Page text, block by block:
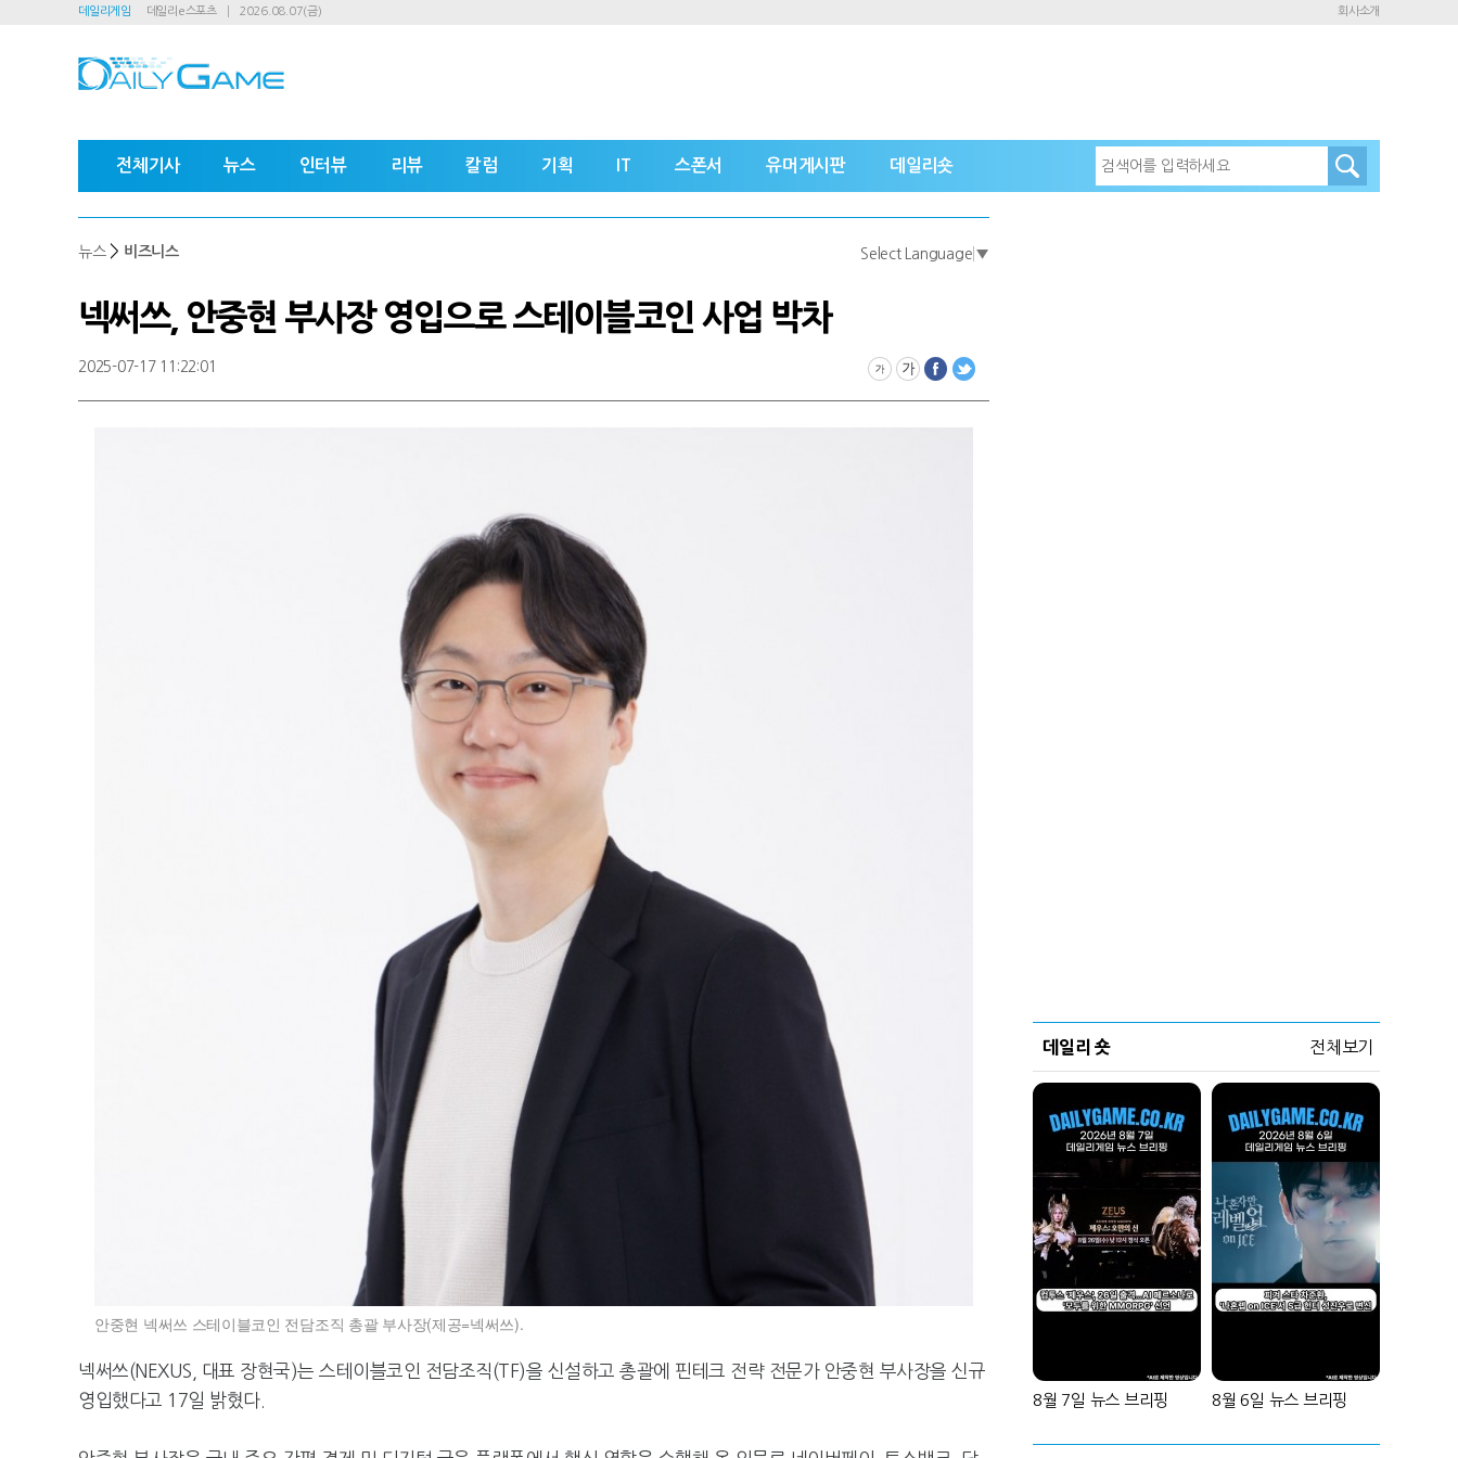
데일리게임 데일리e스포츠 2026.08.07(금) 회사소개
전체기사 뉴스 인터뷰 리뷰 칼럼 기획 IT 스폰서 유머게시판 데일리숏
뉴스 > 비즈니스 Select Language ▼
넥써쓰, 안중현 부사장 영입으로 스테이블코인 사업 박차
2025-07-17 11:22:01
안중현 넥써쓰 스테이블코인 전담조직 총괄 부사장(제공=넥써쓰).
넥써쓰(NEXUS, 대표 장현국)는 스테이블코인 전담조직(TF)을 신설하고 총괄에 핀테크 전략 전문가 안중현 부사장을 신규
영입했다고 17일 밝혔다.
데일리 숏 전체보기
8월 7일 뉴스 브리핑 8월 6일 뉴스 브리핑